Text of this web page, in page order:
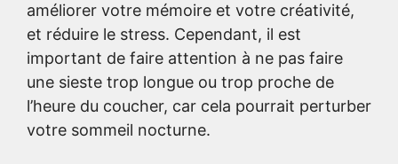
améliorer votre mémoire et votre créativité,
et réduire le stress. Cependant, il est
important de faire attention à ne pas faire
une sieste trop longue ou trop proche de
l’heure du coucher, car cela pourrait perturber
votre sommeil nocturne.